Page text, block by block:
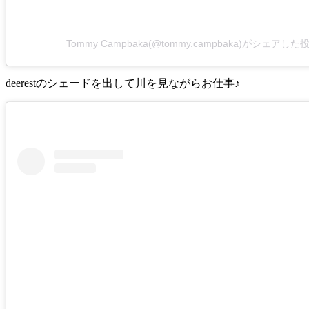
Tommy Campbaka(@tommy.campbaka)がシェアした
deerestのシェードを出して川を見ながらお仕事♪